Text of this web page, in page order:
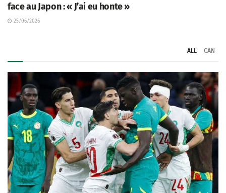
face au Japon : « J’ai eu honte »
25/06/2026
ALL CAN